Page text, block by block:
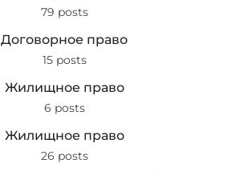
79 posts
Договорное право
15 posts
Жилищное право
6 posts
Жилищное право
26 posts